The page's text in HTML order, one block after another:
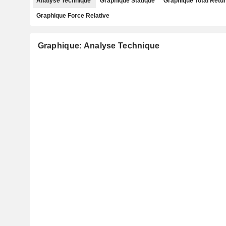
Graphique Force Relative
Graphique: Analyse Technique